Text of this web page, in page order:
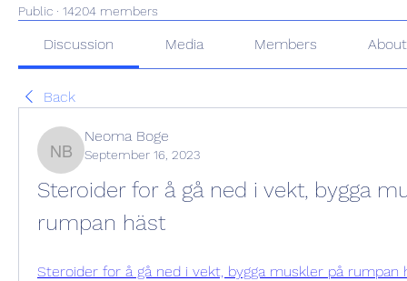
Public · 14204 members
Discussion Media Members About
Back
Neoma Boge
Neoma Boge
September 16, 2023
Steroider for å gå ned i vekt, bygga
rumpan häst
Steroider for å gå ned i vekt, bygga muskler på